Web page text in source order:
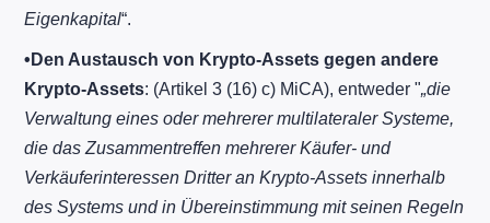
Eigenkapital“.
• Den Austausch von Krypto-Assets gegen andere
Krypto-Assets: (Artikel 3 (16) c) MiCA), entweder "„die
Verwaltung eines oder mehrerer multilateraler Systeme,
die das Zusammentreffen mehrerer Käufer- und
Verkäuferinteressen Dritter an Krypto-Assets innerhalb
des Systems und in Übereinstimmung mit seinen Regeln